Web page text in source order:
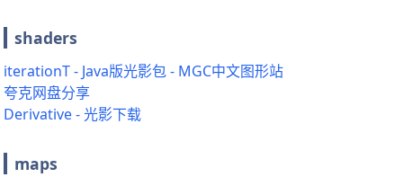
shaders
iterationT - Java版光影包 - MGC中文图形站
夸克网盘分享
Derivative - 光影下载
maps